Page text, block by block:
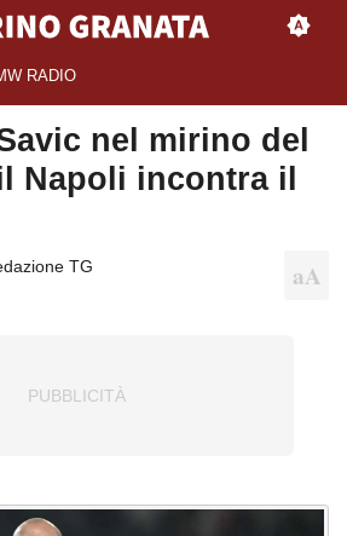
RADIO
nel mirino del
Napoli incontra il
TG